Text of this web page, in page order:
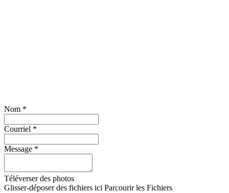
Nom *
Courriel *
Message *
Téléverser des photos
Glisser-déposer des fichiers ici Parcourir les Fichiers